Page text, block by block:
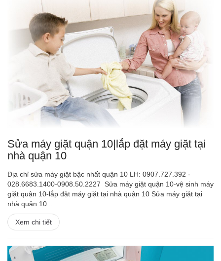
Sửa máy giặt quận 10|lắp đặt máy giặt tại
nhà quận 10
Địa chỉ sửa máy giặt bậc nhất quận 10 LH: 0907.727.392 -
028.6683.1400-0908.50.2227 Sửa máy giặt quận 10-vệ sinh máy
giặt quận 10-lắp đặt máy giặt tại nhà quận 10 Sửa máy giặt tại
nhà quận 10...
Xem chi tiết